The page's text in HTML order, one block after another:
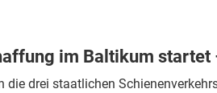
im Baltikum startet
die drei staatlichen